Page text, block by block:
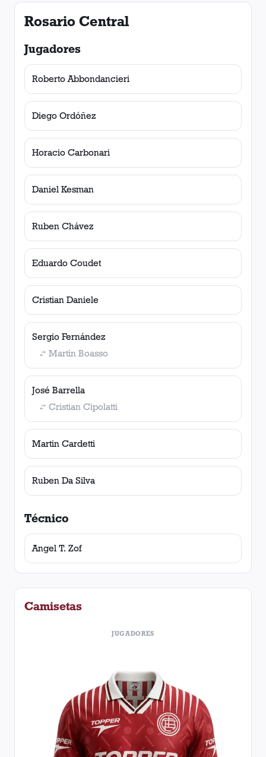
Rosario Central
Jugadores
Roberto Abbondancieri
Diego Ordóñez
Horacio Carbonari
Daniel Kesman
Ruben Chávez
Eduardo Coudet
Cristian Daniele
Sergio Fernández
Martín Boasso
José Barrella
Cristian Cipolatti
Martin Cardetti
Ruben Da Silva
Técnico
Angel T. Zof
Camisetas
JUGADORES